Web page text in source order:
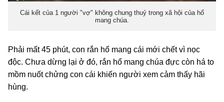
Cái kết của 1 người "vợ" không chung thuỷ trong xã hội của hổ
mang chúa.
Phải mất 45 phút, con rắn hổ mang cái mới chết vì nọc
độc. Chưa dừng lại ở đó, rắn hổ mang chúa đực còn há to
mồm nuốt chửng con cái khiến người xem cảm thấy hãi
hùng.